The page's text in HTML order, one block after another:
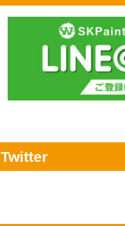
Twitter